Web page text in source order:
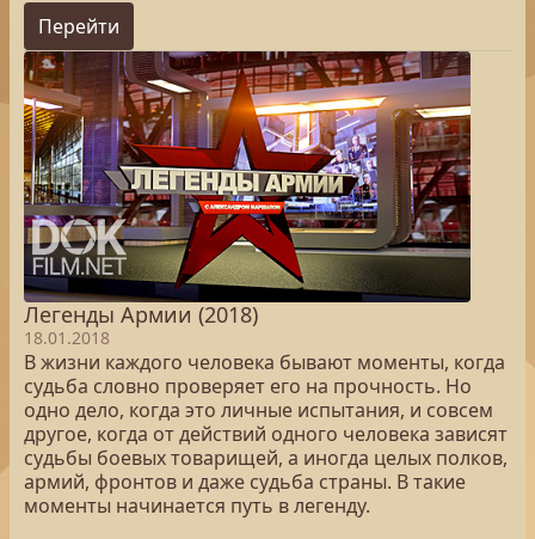
Перейти
Легенды Армии (2018)
18.01.2018
В жизни каждого человека бывают моменты, когда
судьба словно проверяет его на прочность. Но
одно дело, когда это личные испытания, и совсем
другое, когда от действий одного человека зависят
судьбы боевых товарищей, а иногда целых полков,
армий, фронтов и даже судьба страны. В такие
моменты начинается путь в легенду.